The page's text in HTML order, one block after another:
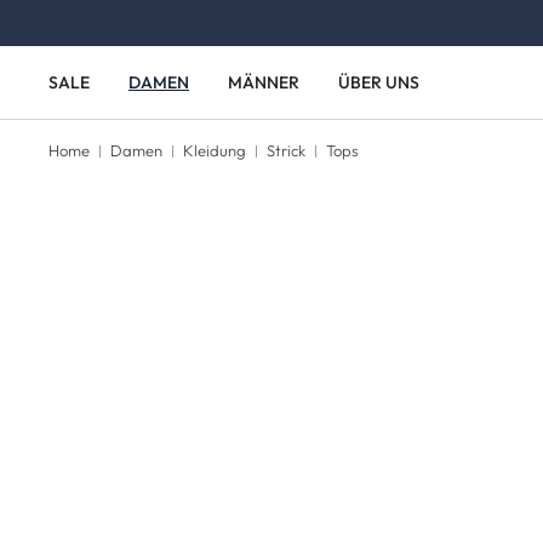
SALE DAMEN MÄNNER ÜBER UNS
Home Damen Kleidung Strick Tops